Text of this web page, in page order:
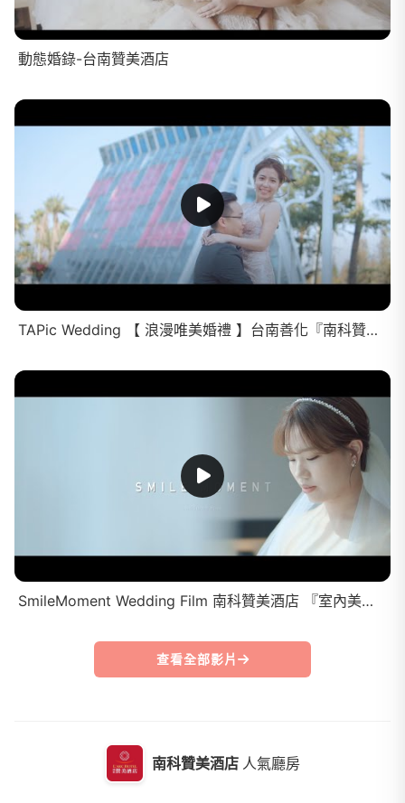
南科贊美酒店 人氣廳房
動態婚錄-台南贊美酒店
TAPic Wedding 【 浪漫唯美婚禮 】台南善化『南科贊美酒店』賓客High起來｜婚錄推薦｜DEC 05 , 2021
SmileMoment Wedding Film 南科贊美酒店 『室內美式婚禮』 Mojito x Candy BAR｜迎娶｜婚錄首推｜APR 09 , 2022
查看全部影片